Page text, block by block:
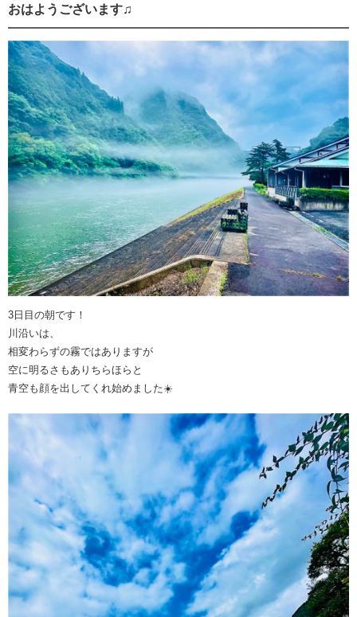
おはようございます♫
3日目の朝です！
川沿いは、
相変わらずの霧ではありますが
空に明るさもありちらほらと
青空も顔を出してくれ始めました☀️